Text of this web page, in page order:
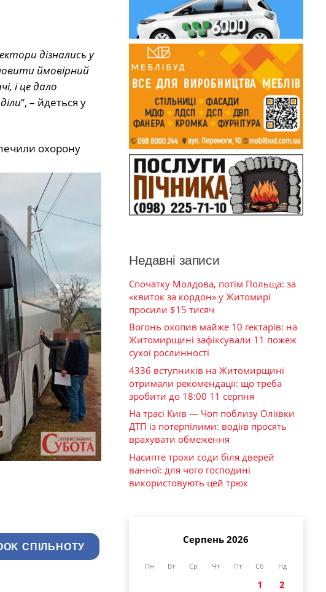
дізнались у
ймовірний
і це дало
“, – йдеться у
охорону
СПІЛЬНОТУ
Недавні записи
Спочатку Молдова, потім Польща: за
«квиток за кордон» у Житомирі
просили $15 тисяч
Вогонь охопив майже 10 гектарів: на
Житомирщині зафіксували 11 пожеж
сухої рослинності
4336 вступників на Житомирщині
отримали рекомендації: що треба
зробити до 18:00 11 серпня
На трасі Київ — Чоп поблизу Оліївки
ДТП із потерпілими: водіїв просять
врахувати обмеження
Насипте трохи соди біля дверей
ванної: для чого господині
використовують цей трюк
Серпень 2026
Пн Вт Ср Чт Пт Сб Нд
1
2